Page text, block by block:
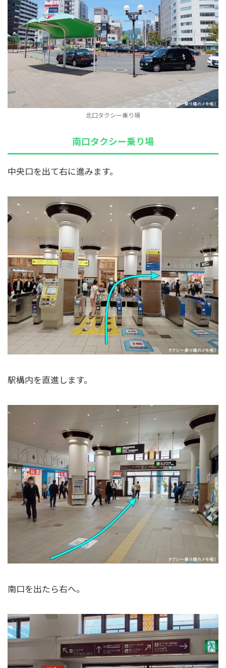
北口タクシー乗り場
南口タクシー乗り場
中央口を出て右に進みます。
駅構内を直進します。
南口を出たら右へ。